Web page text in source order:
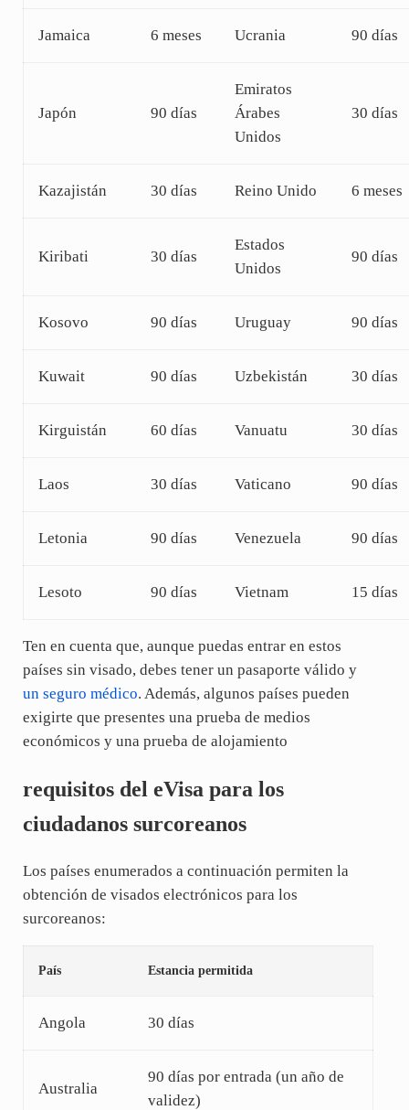
Jamaica 6 meses Ucrania 90 días
Japón 90 días
Emiratos
Árabes
Unidos
30 días
Kazajistán 30 días Reino Unido 6 meses
Kiribati 30 días
Estados
Unidos
90 días
Kosovo 90 días Uruguay 90 días
Kuwait 90 días Uzbekistán 30 días
Kirguistán 60 días Vanuatu 30 días
Laos 30 días Vaticano 90 días
Letonia 90 días Venezuela 90 días
Lesoto 90 días Vietnam 15 días
Ten en cuenta que, aunque puedas entrar en estos
países sin visado, debes tener un pasaporte válido y
un seguro médico. Además, algunos países pueden
exigirte que presentes una prueba de medios
económicos y una prueba de alojamiento
requisitos del eVisa para los
ciudadanos surcoreanos
Los países enumerados a continuación permiten la
obtención de visados electrónicos para los
surcoreanos:
País Estancia permitida
Angola 30 días
Australia
90 días por entrada (un año de
validez)